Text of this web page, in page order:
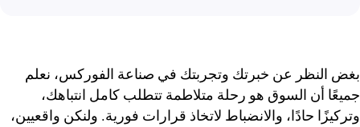
بغض النظر عن خبرتك وتجربتك في صناعة الفوركس، نعلم
جميعًا أن السوق هو رحلة متلاطمة تتطلب كامل انتباهك،
وتركيزًا حادًا، والانضباط لاتخاذ قرارات فورية. ولنكن واقعيين،